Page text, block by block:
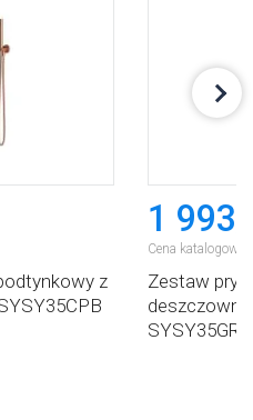
z
1 993
Cena katalogowa:
Zestaw
SYSY35GR